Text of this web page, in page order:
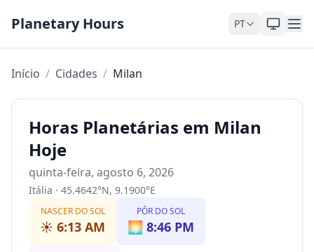
Planetary Hours PT
Início / Cidades / Milan
Horas Planetárias em Milan
Hoje
quinta-feira, agosto 6, 2026
Itália · 45.4642°N, 9.1900°E
NASCER DO SOL
☀️ 6:13 AM
PÔR DO SOL
🌅 8:46 PM